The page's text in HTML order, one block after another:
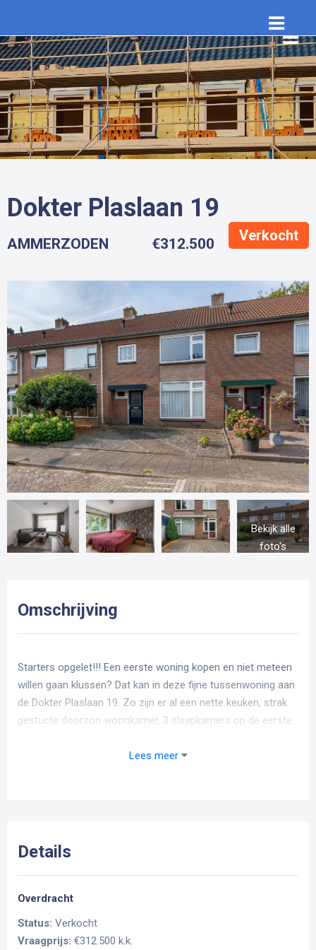
Dokter Plaslaan 19
Verkocht
AMMERZODEN €312.500
Bekijk alle
foto's
Omschrijving
Starters opgelet!!! Een eerste woning kopen en niet meteen
willen gaan klussen? Dat kan in deze fijne tussenwoning aan
de Dokter Plaslaan 19. Zo zijn er al een nette keuken, strak
gestucte doorzon woonkamer, 3 slaapkamers op de eerste
creëren op de ruime bergzolder. Daarnaast is de woning
bestemmingsverkeer en op korte afstand alle voorzieningen
die Ammerzoden te bieden heeft.
Indeling van de woning
Lees meer
Details
Overdracht
Status: Verkocht
Vraagprijs: €312.500 k.k.